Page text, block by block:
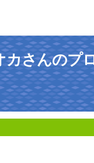
カさんのプ